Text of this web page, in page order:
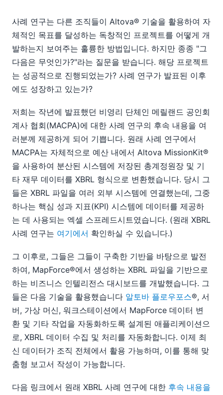
사례 연구는 다른 조직들이 Altova® 기술을 활용하여 자
체적인 목표를 달성하는 독창적인 프로젝트를 어떻게 개
발하는지 보여주는 훌륭한 방법입니다. 하지만 종종 "그
다음은 무엇인가?"라는 질문을 받습니다. 해당 프로젝트
는 성공적으로 진행되었는가? 사례 연구가 발표된 이후
에도 성장하고 있는가?
저희는 작년에 발표했던 비영리 단체인 메릴랜드 공인회
계사 협회(MACPA)에 대한 사례 연구의 후속 내용을 여
러분께 제공하게 되어 기쁩니다. 원래 사례 연구에서
MACPA는 자체적으로 예산 내에서 Altova MissionKit®
을 사용하여 분산된 시스템에 저장된 총계정원장 및 기
타 재무 데이터를 XBRL 형식으로 변환했습니다. 당시 그
들은 XBRL 파일을 여러 외부 시스템에 연결했는데, 그중
하나는 핵심 성과 지표(KPI) 시스템에 데이터를 제공하
는 데 사용되는 엑셀 스프레드시트였습니다. (원래 XBRL
사례 연구는 여기에서 확인하실 수 있습니다.)
그 이후로, 그들은 그들이 구축한 기반을 바탕으로 발전
하여, MapForce®에서 생성하는 XBRL 파일을 기반으로
하는 비즈니스 인텔리전스 대시보드를 개발했습니다. 그
들은 다음 기술을 활용했습니다 알토바 플로우포스®, 서
버, 가상 머신, 워크스테이션에서 MapForce 데이터 변
환 및 기타 작업을 자동화하도록 설계된 애플리케이션으
로, XBRL 데이터 수집 및 처리를 자동화합니다. 이제 최
신 데이터가 조직 전체에서 활용 가능하며, 이를 통해 맞
춤형 보고서 작성이 가능합니다.
다음 링크에서 원래 XBRL 사례 연구에 대한 후속 내용을